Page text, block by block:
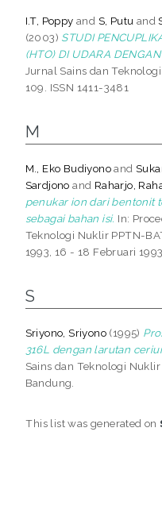
I.T, Poppy and S, Putu and
(2003) STUDI
(HTO) DI UDARA
Jurnal Sains dan
109. ISSN 1411-3481
M
M., Eko Budiyonoand
Sardjono and Raharjo,
penukar ion dari bentonit
sebagai bahan isi. In:
Teknologi Nuklir PPTN-
1993, 16 - 18 Februari
S
Sriyono, Sriyono (1995)
316L dengan larutan
Sains dan Teknologi Nuklir
Bandung.
This list was generated on